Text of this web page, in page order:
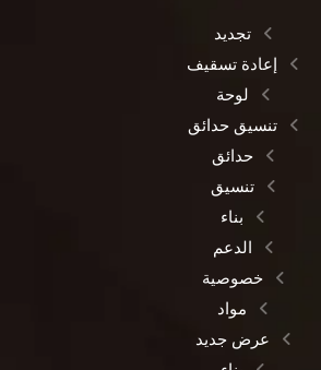
تجديد
إعادة تسقيف
لوحة
تنسيق حدائق
حدائق
تنسيق
بناء
الدعم
خصوصية
مواد
عرض جديد